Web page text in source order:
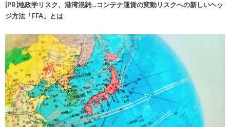
[PR]地政学リスク、港湾混雑…コンテナ運賃の変動リスクへの新しいヘッ
ジ方法「FFA」とは